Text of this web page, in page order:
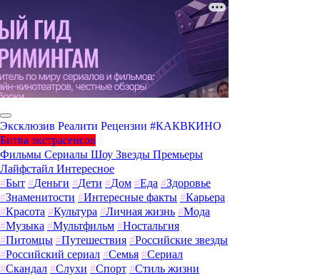
Эксклюзив Реалити Рецензии #КАКВКИНО
Битва экстрасенсов
Фильмы Сериалы Шоу Звезды Премьеры
Лайфстайл Интересное
#Быт #Деньги #Дети #Дом #Еда #Здоровье
#Знаменитости #Интересные факты #Карьера
#Красота #Культура #Личная жизнь #Мода
#Музыка #Мультфильм #Ностальгия
#Питомцы #Путешествия #Российские звезды
#Российский сериал #Семья #Сериал
#Скандал #Слухи #Спорт #Стиль жизни